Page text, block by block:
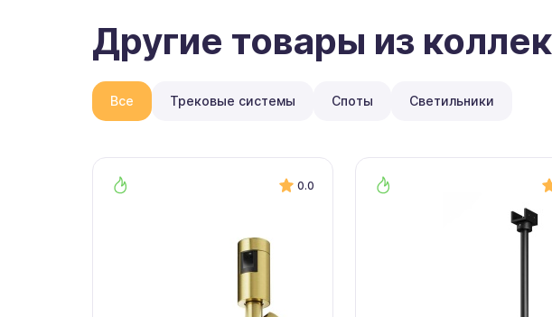
Другие товары из
Все Трековые системы Споты Светильники
0.0